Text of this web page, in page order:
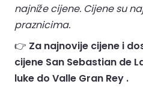
najniže cijene. Cijene su
praznicima.
👉 Za najnovije cijene i
cijene San Sebastian de
luke do Valle Gran Rey .